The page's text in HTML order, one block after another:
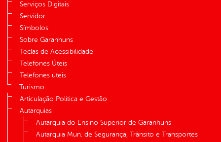
Serviços Digitais
Servidor
Símbolos
Sobre Garanhuns
Teclas de Acessibilidade
Telefones Úteis
Telefones úteis
Turismo
Articulação Política e Gestão
Autarquias
Autarquia do Ensino Superior de Garanhuns
Autarquia Mun. de Segurança, Trânsito e Transportes